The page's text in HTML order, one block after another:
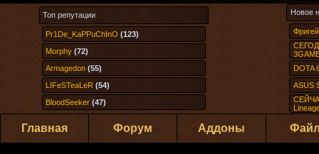
Топ репутации
Pr1De_KaPPuChInO (123)
Morphy (72)
Armagedon (55)
LIFeSTeaLeR (54)
BloodSeeker (47)
Новое
DOTA
ASUS
Главная Форум Аддоны